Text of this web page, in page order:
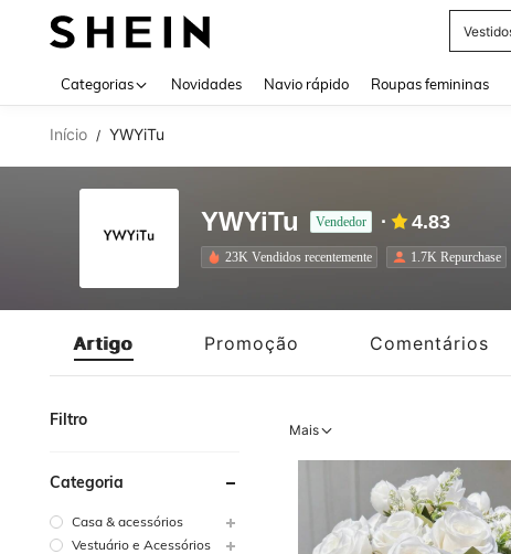
Tops
Categorias Novidades Navio rápido Roupas femininas
Início / YWYiTu
YWYiTu Vendedor 4.83
23K Vendidos recentemente 1.7K Repurchase
Artigo Promoção Comentários
Filtro
Categoria
Casa & acessórios
Vestuário e Acessórios
Mais